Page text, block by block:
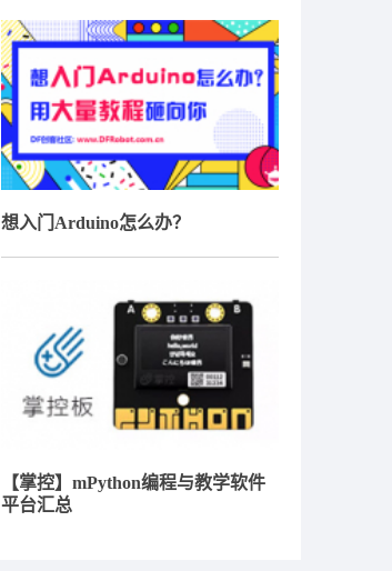
想入门Arduino怎么办？
【掌控】mPython编程与教学软件
平台汇总